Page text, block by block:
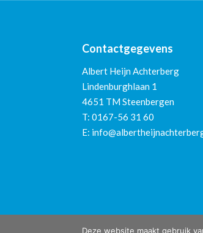
Contactgegevens
Albert Heijn Achterberg
Lindenburghlaan 1
4651 TM Steenbergen
T:0167-56 31 60
E:
Deze website maakt gebruik